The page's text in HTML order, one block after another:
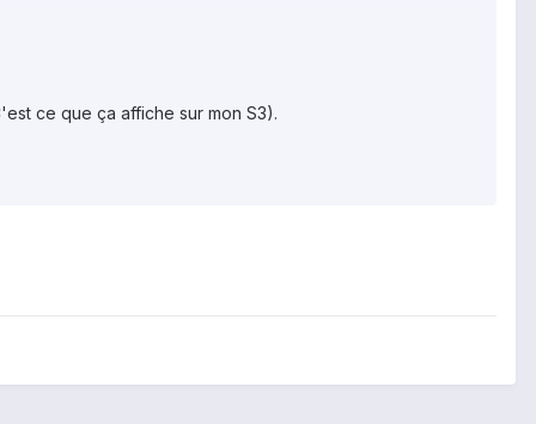
ce que ça affiche sur mon S3).